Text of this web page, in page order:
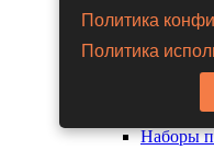
Дрели
Другие
Наборы
Политика
Политика